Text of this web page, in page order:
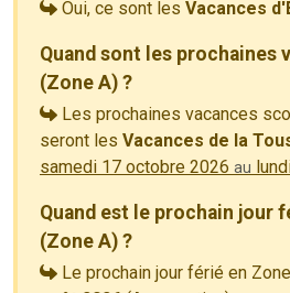
Oui, ce sont les Vacances
Quand sont les prochaines
(Zone A) ?
Les prochaines vacances
seront les Vacances de la
samedi 17 octobre 2026 au
Quand est le prochain jour
(Zone A) ?
Le prochain jour férié en